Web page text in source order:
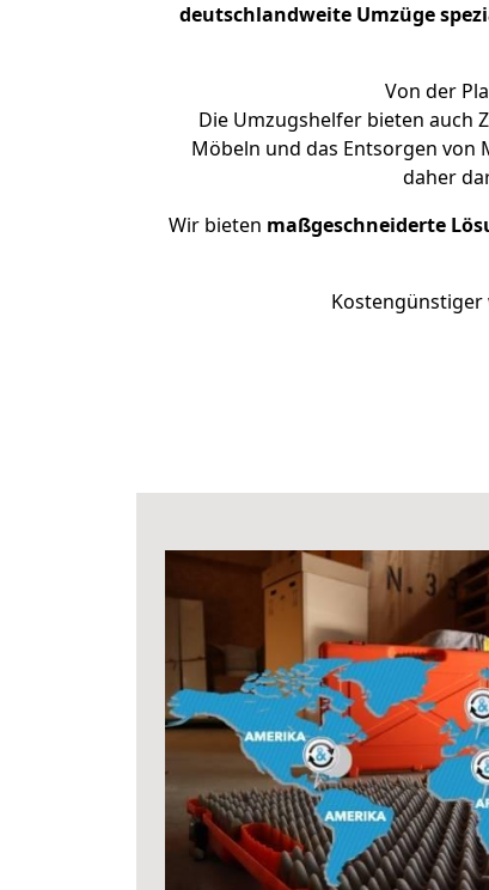
deutschlandweite Umzüge
Von der
Die Umzugshelfer bieten auch
Möbeln und das Entsorgen von
daher
Wir bieten maßgeschneiderte
Kostengünstiger